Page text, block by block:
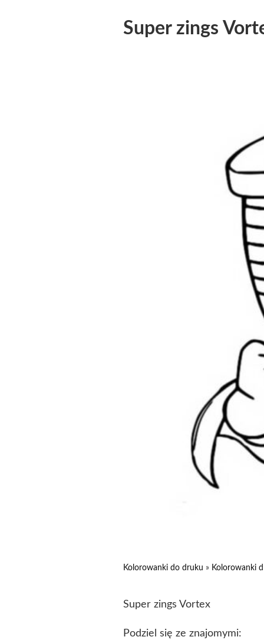
Super zings
Kolorowanki do druku » Kolorowanki
Super zings Vortex
Podziel się ze znajomymi: